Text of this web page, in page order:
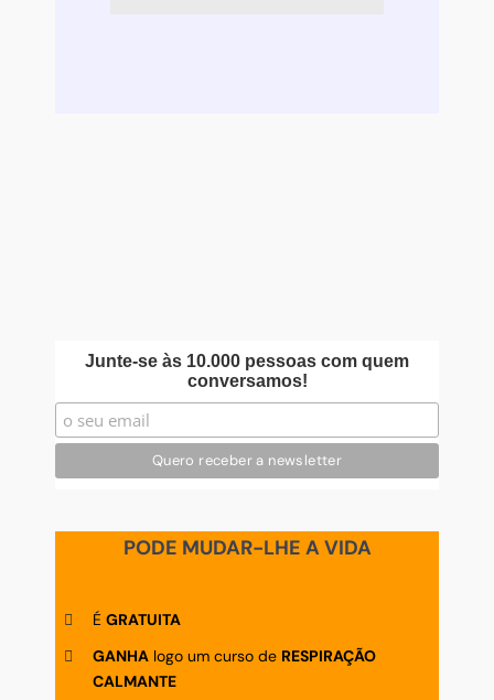
Junte-se às 10.000 pessoas com quem
conversamos!
PODE MUDAR-LHE A VIDA
É GRATUITA
GANHAlogo um curso de RESPIRAÇÃO
CALMANTE